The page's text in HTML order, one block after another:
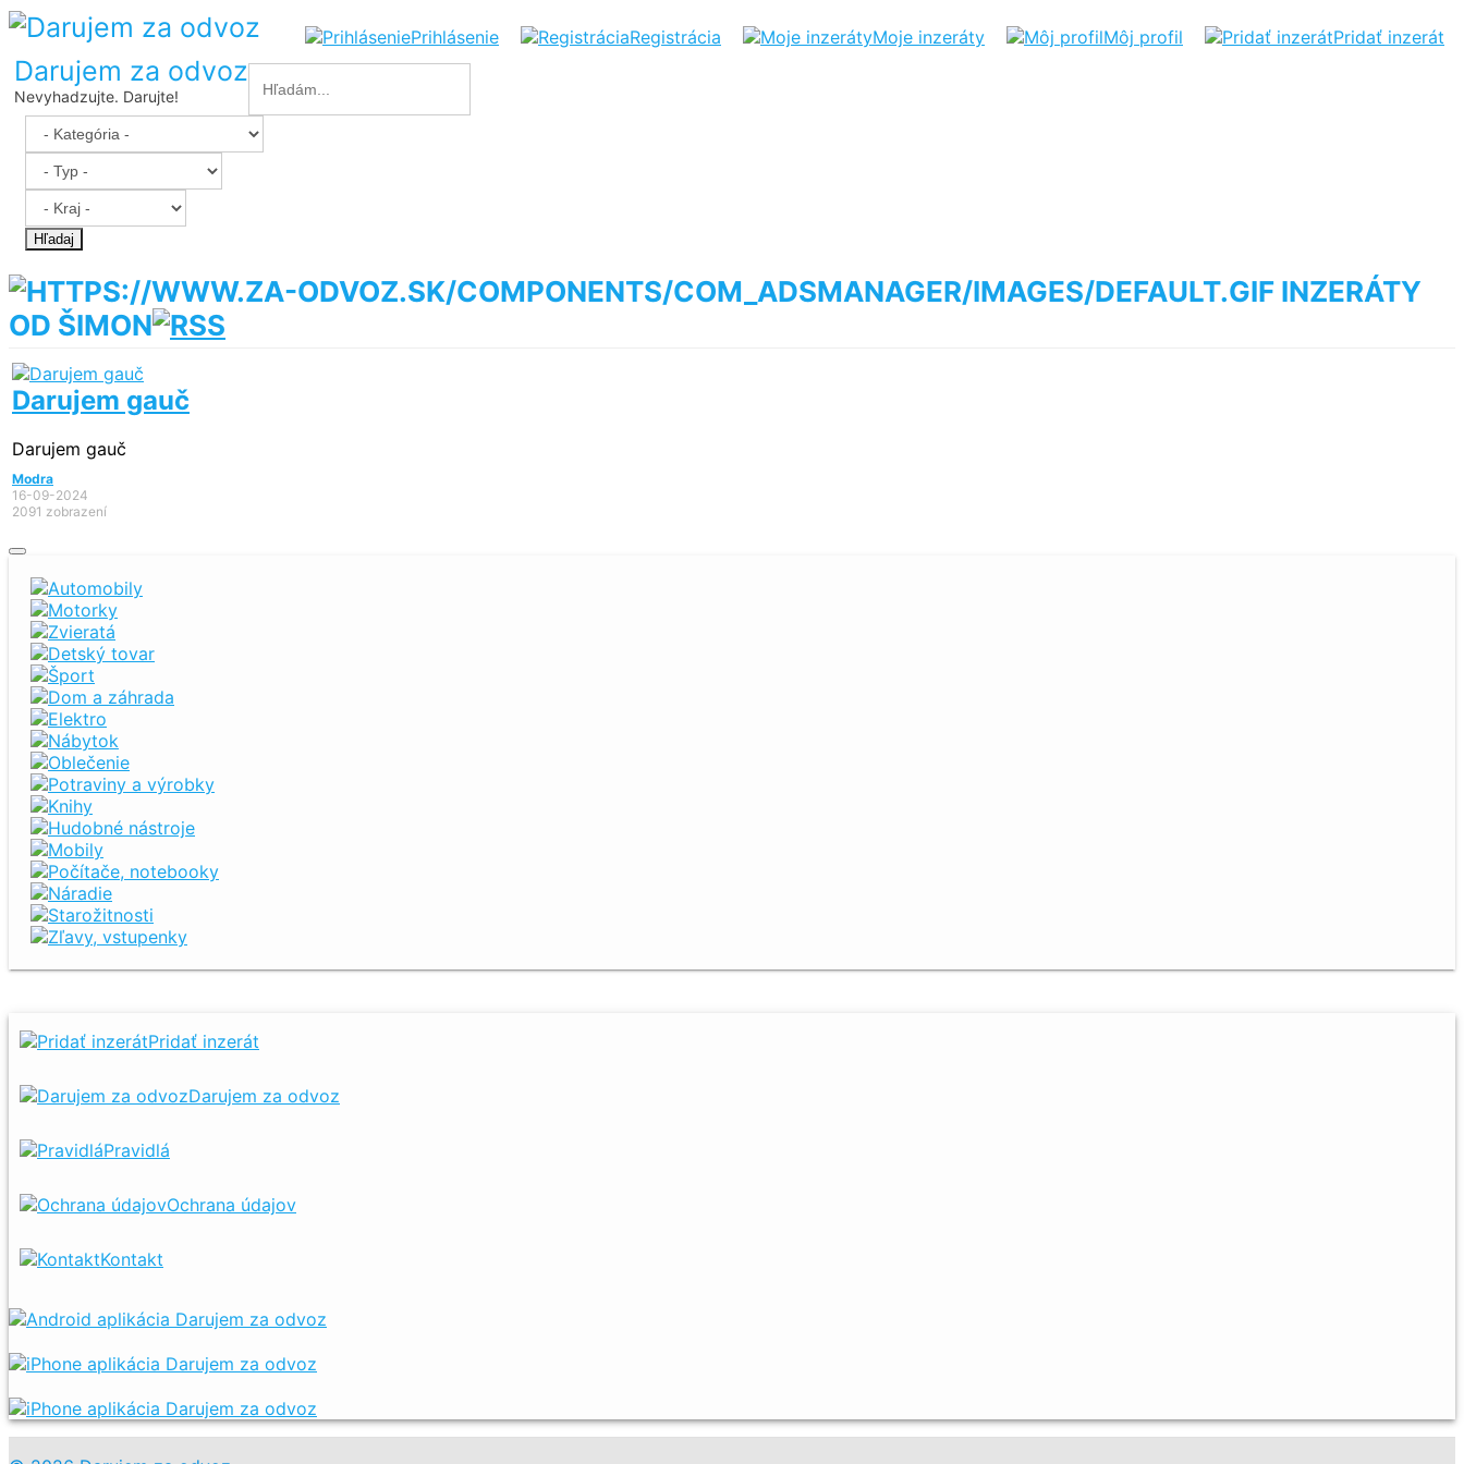
Prihlásenie Registrácia Moje inzeráty Môj profil Pridať inzerát
Darujem za odvoz
Nevyhadzujte. Darujte!
Hľadaj
INZERÁTY
OD ŠIMON
Darujem gauč
Darujem gauč
Modra
16-09-2024
2091 zobrazení
Automobily
Motorky
Zvieratá
Detský tovar
Šport
Dom a záhrada
Elektro
Nábytok
Oblečenie
Potraviny a výrobky
Knihy
Hudobné nástroje
Mobily
Počítače, notebooky
Náradie
Starožitnosti
Zľavy, vstupenky
Pridať inzerát
Darujem za odvoz
Pravidlá
Ochrana údajov
Kontakt